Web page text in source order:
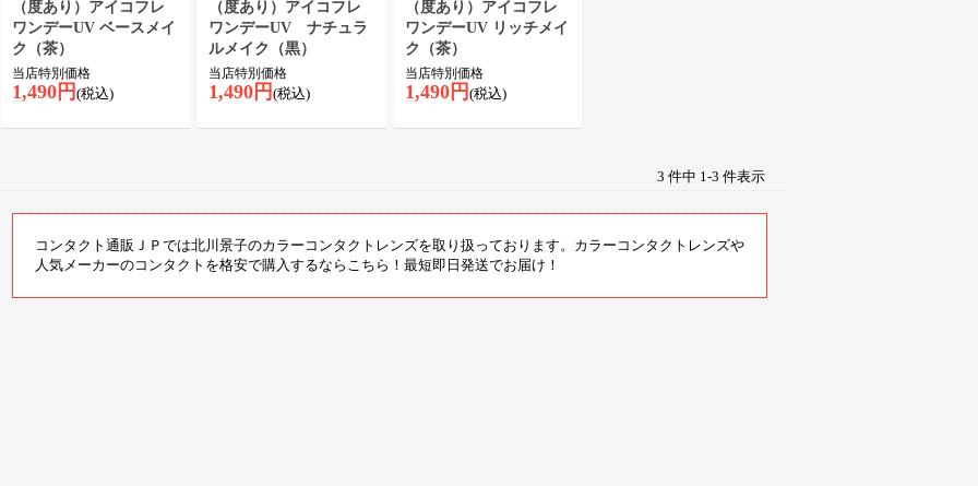
（度あり）アイコフレ
ワンデーUV ベースメイ
ク（茶）
当店特別価格
1,490円(税込)
（度あり）アイコフレ
ワンデーUV ナチュラ
ルメイク（黒）
当店特別価格
1,490円(税込)
（度あり）アイコフレ
ワンデーUV リッチメイ
ク（茶）
当店特別価格
1,490円 (税込)
3 件中 1-3 件表示
コンタクト通販ＪＰでは北川景子のカラーコンタクトレンズを取り扱っております。カラーコンタクトレンズや
人気メーカーのコンタクトを格安で購入するならこちら！最短即日発送でお届け！